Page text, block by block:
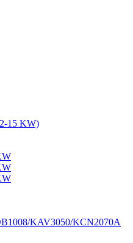
15 KW)
KAV3050/KCN2070A